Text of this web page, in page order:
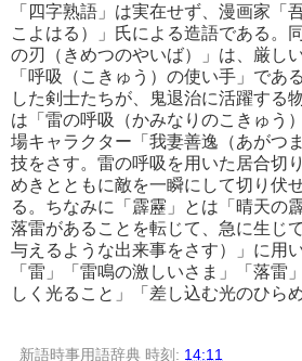
「四字熟語」は実在せず、漫画家「
こよはる）」氏による造語である。
の刃（きめつのやいば）」は、厳し
「呼吸（こきゅう）の使い手」であ
した剣士たちが、鬼退治に活躍する
は「雷の呼吸（かみなりのこきゅう
場キャラクター「我妻善逸（あがつ
技をさす。雷の呼吸を用いた居合切
めきとともに敵を一瞬にして切り伏
る。ちなみに「霹靂」とは「晴天の
落雷があることを転じて、急に生じ
与えるような出来事をさす）」に用
「雷」「雷鳴の激しいさま」「落雷
しく光ること」「差し込む光のひら
新語時事用語辞典 時刻: 14:11